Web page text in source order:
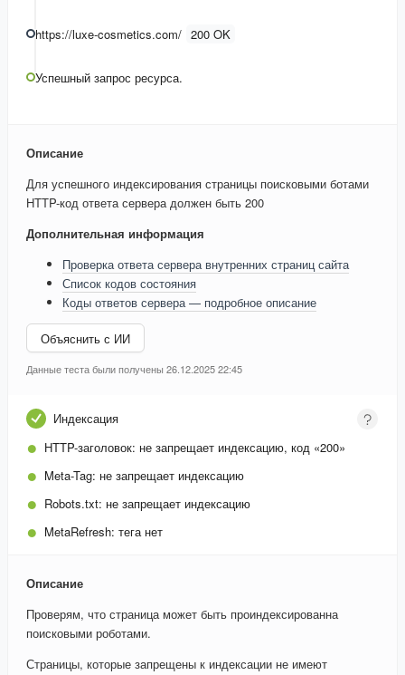
https://luxe-cosmetics.com/ 200 OK
Успешный запрос ресурса.
Описание
Для успешного индексирования страницы поисковыми ботами
HTTP-код ответа сервера должен быть 200
Дополнительная информация
Проверка ответа сервера внутренних страниц сайта
Список кодов состояния
Коды ответов сервера — подробное описание
Объяснить с ИИ
Данные теста были получены 26.12.2025 22:45
Индексация
HTTP-заголовок: не запрещает индексацию, код «200»
Meta-Tag: не запрещает индексацию
Robots.txt: не запрещает индексацию
MetaRefresh: тега нет
Описание
Проверям, что страница может быть проиндексированна
поисковыми роботами.
Страницы, которые запрещены к индексации не имеют